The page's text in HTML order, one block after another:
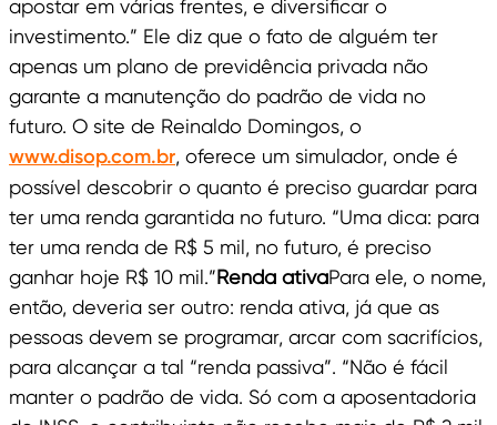
apostar em várias frentes, e diversificar o
investimento.” Ele diz que o fato de alguém ter
apenas um plano de previdência privada não
garante a manutenção do padrão de vida no
futuro. O site de Reinaldo Domingos, o
www.disop.com.br, oferece um simulador, onde é
possível descobrir o quanto é preciso guardar para
ter uma renda garantida no futuro. “Uma dica: para
ter uma renda de R$ 5 mil, no futuro, é preciso
ganhar hoje R$ 10 mil.”Renda ativaPara ele, o nome,
então, deveria ser outro: renda ativa, já que as
pessoas devem se programar, arcar com sacrifícios,
para alcançar a tal “renda passiva”. “Não é fácil
manter o padrão de vida. Só com a aposentadoria